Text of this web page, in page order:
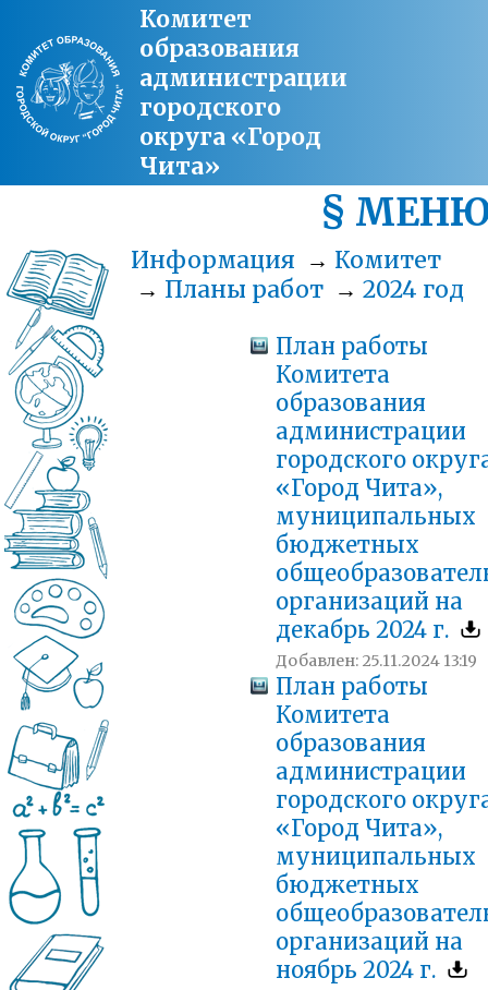
Комитет
образования
администрации
городского
округа «Город
Чита»
§
Информация → Комитет
→ Планы работ → 2024 год
План работы
Комитета
образования
администрации
городского
«Город Чита»,
муниципальных
бюджетных
организаций на
декабрь 2024 г.
Добавлен: 25.11.2024 13:19
План работы
Комитета
образования
администрации
городского
«Город Чита»,
муниципальных
бюджетных
организаций на
ноябрь 2024 г.